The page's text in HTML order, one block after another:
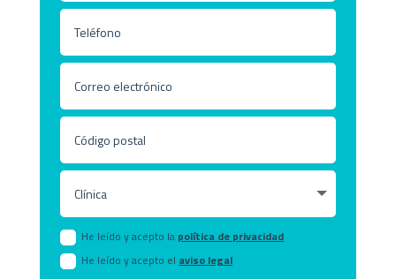
He leído y acepto la política de privacidad
He leído y acepto el aviso legal